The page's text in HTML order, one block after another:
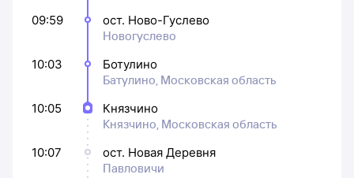
09:59
ост. Ново-Гуслево
Новогуслево
10:03
Ботулино
Батулино, Московская область
10:05
Князчино
Князчино, Московская область
10:07
ост. Новая Деревня
Павловичи